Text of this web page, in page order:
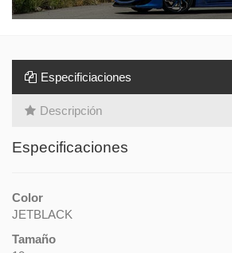
Especificiaciones
Descripción
Especificaciones
Color
JETBLACK
Tamaño